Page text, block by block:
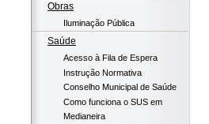
Obras
Iluminação Pública
Saúde
Acesso à Fila de Espera
Instrução Normativa
Conselho Municipal de Saúde
Como funciona o SUS em
Medianeira